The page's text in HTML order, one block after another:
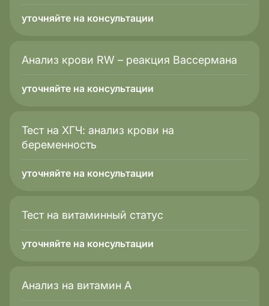
уточняйте на консультации
Анализ крови RW – реакция Вассермана
уточняйте на консультации
Тест на ХГЧ: анализ крови на
беременность
уточняйте на консультации
Тест на витаминный статус
уточняйте на консультации
Анализ на витамин А